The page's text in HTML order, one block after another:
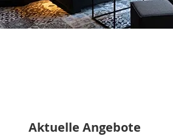
Aktuelle Angebote